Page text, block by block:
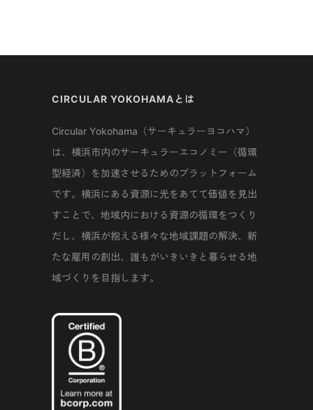
CIRCULAR YOKOHAMAとは
Circular Yokohama（サーキュラーヨコハマ）
は、横浜市内のサーキュラーエコノミー（循環
型経済）を加速させるためのプラットフォーム
です。横浜にある資源に光をあてて価値を見出
すことで、地域内における資源の循環をつくり
だし、横浜が抱える様々な地域課題の解決、新
たな雇用の創出、誰もがいきいきと暮らせる地
域づくりを目指します。